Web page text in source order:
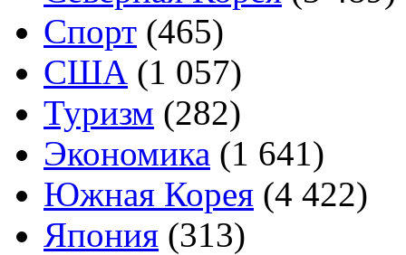
Спорт (465)
США (1 057)
Туризм (282)
Экономика (1 641)
Южная Корея (4 422)
Япония (313)